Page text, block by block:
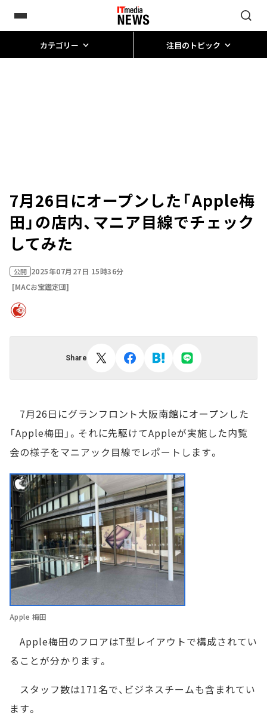
カテゴリー 注目のトピック
7月26日にオープンした「Apple梅
田」の店内、マニア目線でチェック
してみた
公開 2025年07月27日 15時36分
[MACお宝鑑定団]
Share
7月26日にグランフロント大阪南館にオープンした
「Apple梅田」。それに先駆けてAppleが実施した内覧
会の様子をマニアック目線でレポートします。
Apple 梅田
Apple梅田のフロアはT型レイアウトで構成されてい
ることが分かります。
スタッフ数は171名で、ビジネスチームも含まれてい
ます。